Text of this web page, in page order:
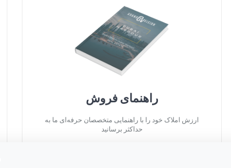
راهنمای فروش
ارزش املاک خود را با راهنمایی متخصصان حرفه‌ای ما به
حداکثر برسانید